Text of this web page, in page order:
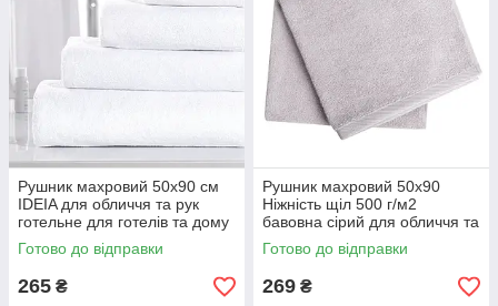
Рушник махровий 50х90 см
IDEIA для обличчя та рук
готельне для готелів та дому
500 гр/м2
Готово до відправки
265 ₴
Рушник махровий 50х90
Ніжність щіл 500 г/м2
бавовна сірий для обличчя та
рук
Готово до відправки
269 ₴